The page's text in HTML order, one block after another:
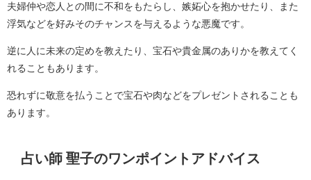
夫婦仲や恋人との間に不和をもたらし、嫉妬心を抱かせたり、また
浮気などを好みそのチャンスを与えるような悪魔です。
逆に人に未来の定めを教えたり、宝石や貴金属のありかを教えてく
れることもあります。
恐れずに敬意を払うことで宝石や肉などをプレゼントされることも
あります。
占い師 聖子のワンポイントアドバイス